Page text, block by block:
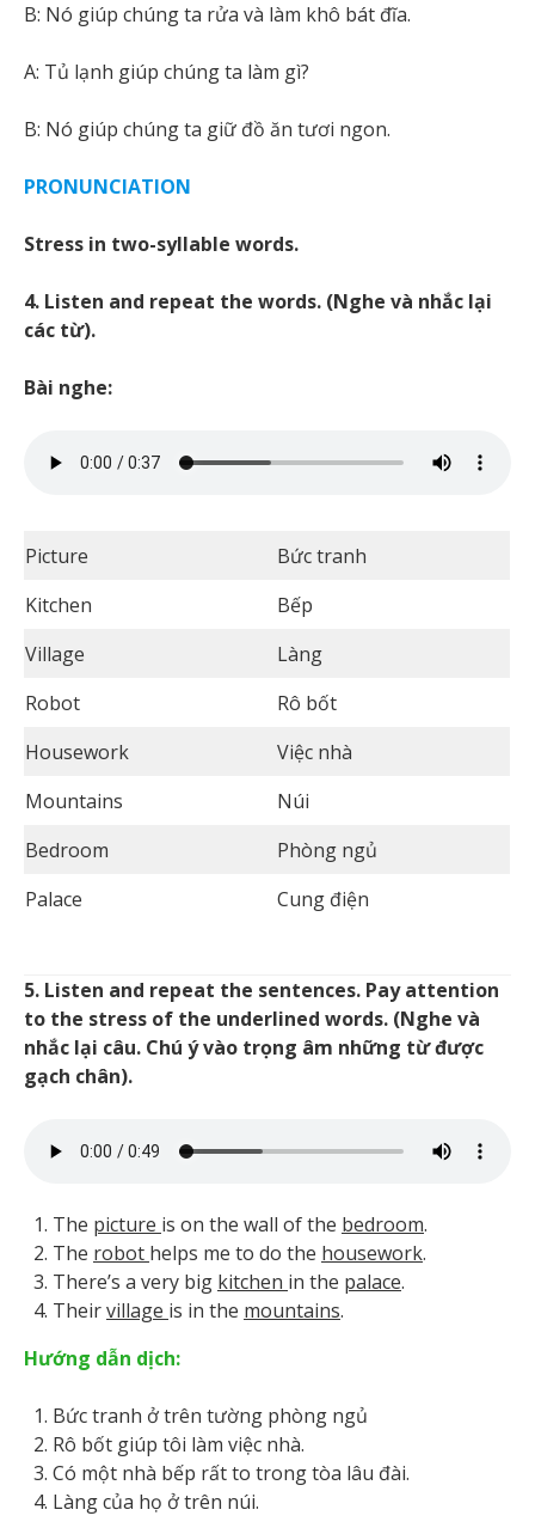
B: Nó giúp chúng ta rửa và làm khô bát đĩa.
A: Tủ lạnh giúp chúng ta làm gì?
B: Nó giúp chúng ta giữ đồ ăn tươi ngon.
PRONUNCIATION
Stress in two-syllable words.
4. Listen and repeat the words. (Nghe và nhắc lại
các từ).
Bài nghe:
Picture
Bức tranh
Kitchen
Bếp
Village
Làng
Robot
Rô bốt
Housework
Việc nhà
Mountains
Núi
Bedroom
Phòng ngủ
Palace
Cung điện
5. Listen and repeat the sentences. Pay attention
to the stress of the underlined words. (Nghe và
nhắc lại câu. Chú ý vào trọng âm những từ được
gạch chân).
The picture is on the wall of the bedroom.
The robot helps me to do the housework.
There’s a very big kitchen in the palace.
Theirvillage is in the mountains.
Hướng dẫn dịch:
Bức tranh ở trên tường phòng ngủ
Rô bốt giúp tôi làm việc nhà.
Có một nhà bếp rất to trong tòa lâu đài.
Làng của họ ở trên núi.